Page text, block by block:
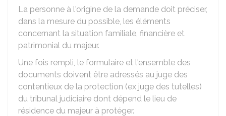
La personne à l'origine de la demande doit préciser,
dans la mesure du possible, les éléments
concernant la situation familiale, financière et
patrimonial du majeur.
Une fois rempli, le formulaire et l'ensemble des
documents doivent être adressés au juge des
contentieux de la protection (ex juge des tutelles)
du tribunal judiciaire dont dépend le lieu de
résidence du majeur à protéger.